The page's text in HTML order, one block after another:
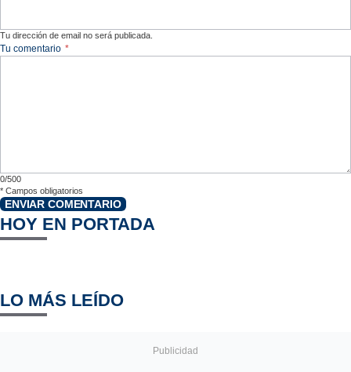
Tu dirección de email no será publicada.
Tu comentario *
0/500
* Campos obligatorios
ENVIAR COMENTARIO
HOY EN PORTADA
LO MÁS LEÍDO